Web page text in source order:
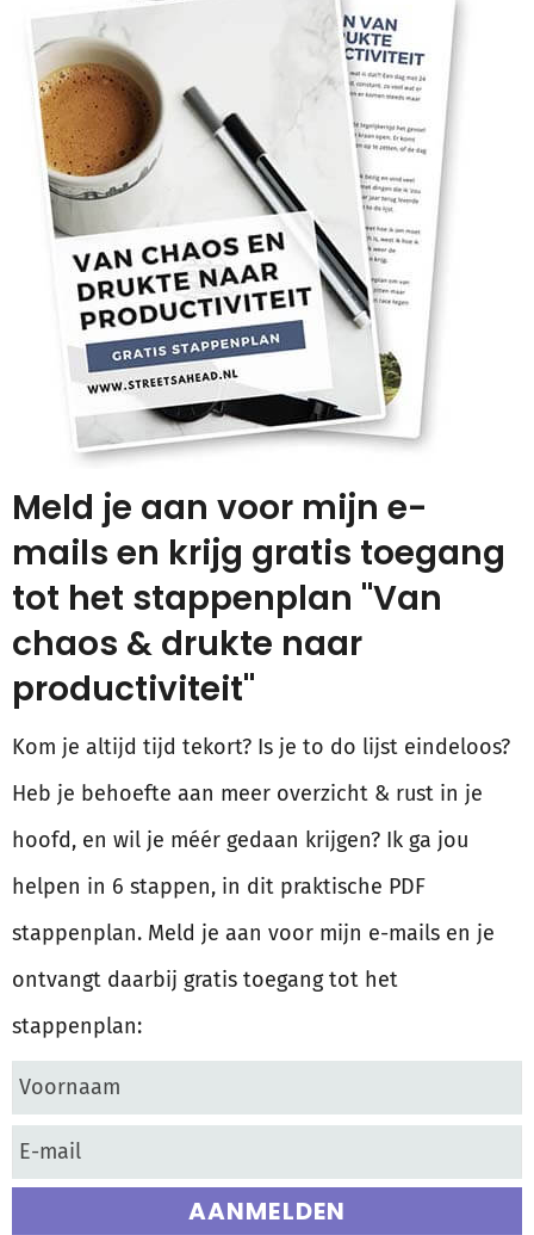
Meld je aan voor mijn e-
mails en krijg gratis toegang
tot het stappenplan "Van
chaos & drukte naar
productiviteit"
Kom je altijd tijd tekort? Is je to do lijst eindeloos?
Heb je behoefte aan meer overzicht & rust in je
hoofd, en wil je méér gedaan krijgen? Ik ga jou
helpen in 6 stappen, in dit praktische PDF
stappenplan. Meld je aan voor mijn e-mails en je
ontvangt daarbij gratis toegang tot het
stappenplan:
AANMELDEN